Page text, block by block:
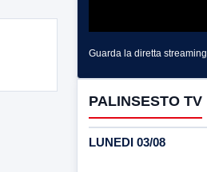
Guarda la diretta streaming
PALINSESTO TV
LUNEDI 03/08